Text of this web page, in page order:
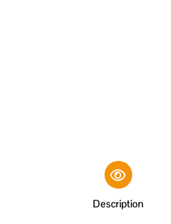
Description